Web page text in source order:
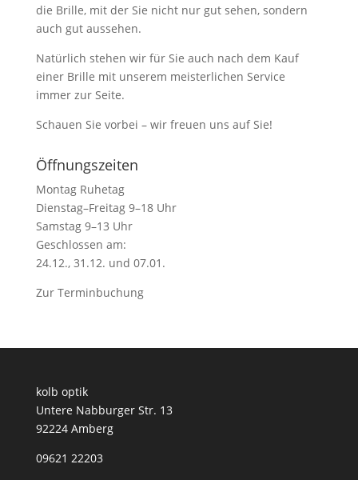
die Brille, mit der Sie nicht nur gut sehen, sondern
auch gut aussehen.
Natürlich stehen wir für Sie auch nach dem Kauf
einer Brille mit unserem meisterlichen Service
immer zur Seite.
Schauen Sie vorbei – wir freuen uns auf Sie!
Öffnungszeiten
Montag Ruhetag
Dienstag–Freitag 9–18 Uhr
Samstag 9–13 Uhr
Geschlossen am:
24.12., 31.12. und 07.01.
Zur Terminbuchung
kolb optik
Untere Nabburger Str. 13
92224 Amberg
09621 22203